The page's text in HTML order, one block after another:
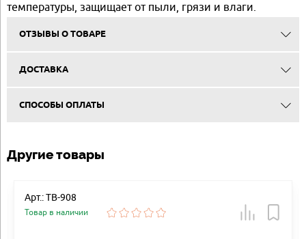
температуры, защищает от пыли, грязи и влаги.
ОТЗЫВЫ О ТОВАРЕ
ДОСТАВКА
СПОСОБЫ ОПЛАТЫ
Другие товары
Арт.: TB-908
Товар в наличии